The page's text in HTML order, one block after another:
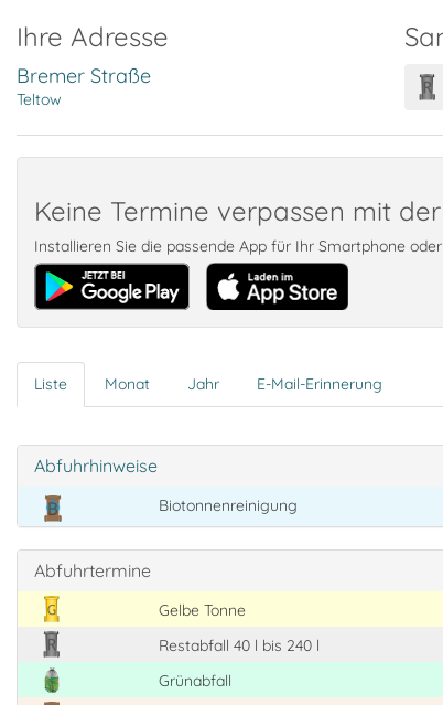
Ihre Adresse
Bremer Straße
Teltow
Keine Termine verpassen mit
Installieren Sie die passende App für Ihr Smartphone
Liste Monat Jahr E-Mail-Erinnerung
Abfuhrhinweise
Biotonnenreinigung
Abfuhrtermine
Gelbe Tonne
Restabfall 40 l bis 240 l
Grünabfall